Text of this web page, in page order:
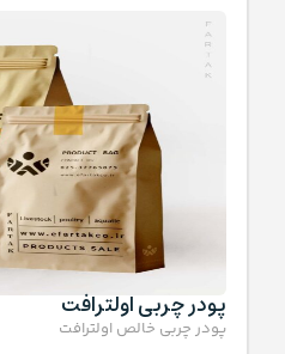
پودر چربی اولترافت
پودر چربی خالص اولترافت